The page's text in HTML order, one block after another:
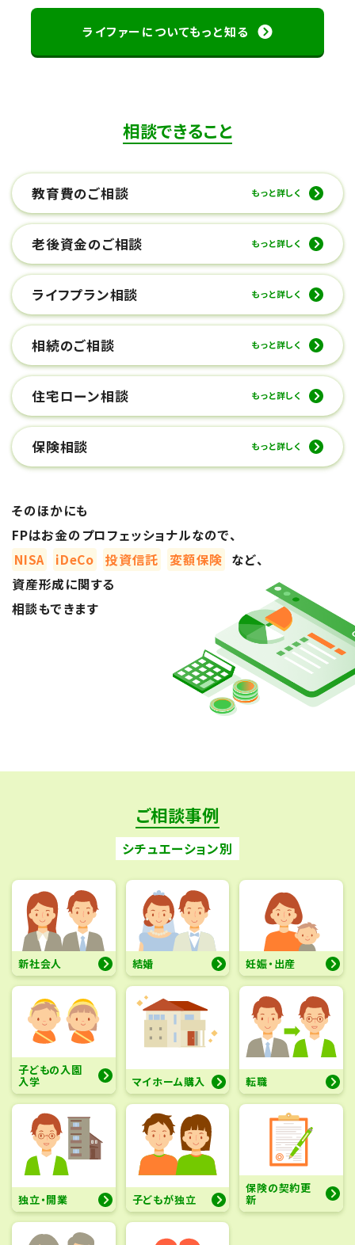
ライファーについてもっと知る
相談できること
教育費のご相談 もっと詳しく
老後資金のご相談 もっと詳しく
ライフプラン相談 もっと詳しく
相続のご相談 もっと詳しく
住宅ローン相談 もっと詳しく
保険相談 もっと詳しく
そのほかにも
FPはお金のプロフェッショナルなので、
NISA
iDeCo 投資信託 変額保険 など、
資産形成に関する
相談もできます
ご相談事例
シチュエーション別
新社会人 結婚 妊娠・出産
子どもの入園
入学 マイホーム購入 転職
独立・開業 子どもが独立
保険の契約更
新